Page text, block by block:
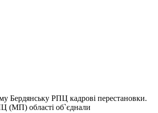
Бердянську РПЦ кадрові перестановки.
(МП) області об`єднали